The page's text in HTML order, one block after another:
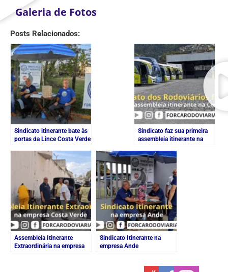
Galeria de Fotos
Posts Relacionados:
Sindicato itinerante bate às
portas da Lince Costa Verde
Sindicato faz sua primeira
assembleia itinerante na
Assembleia Itinerante
Extraordinária na empresa
Sindicato Itinerante na
empresa Ande